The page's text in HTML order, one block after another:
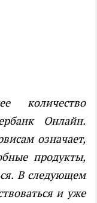
количество
Онлайн.
означает,
продукты,
В следующем
и уже